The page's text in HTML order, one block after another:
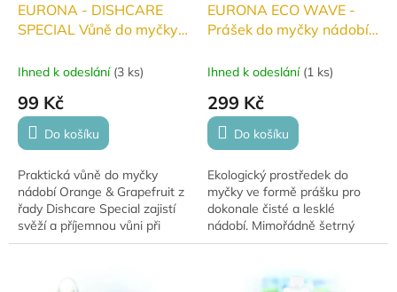
EURONA - DISHCARE
SPECIAL Vůně do myčky
Orange&Grapefruit
Ihned k odeslání (3 ks)
99 Kč
Do košíku
Praktická vůně do myčky
nádobí Orange & Grapefruit z
řady Dishcare Special zajistí
svěží a příjemnou vůni při
každém mytí. Díky výdrži až
EURONA ECO WAVE -
Prášek do myčky nádobí
Ihned k odeslání (1 ks)
299 Kč
Do košíku
Ekologický prostředek do
myčky ve formě prášku pro
dokonale čisté a lesklé
nádobí. Mimořádně šetrný
vůči přírodě i lidskému
minimálním...